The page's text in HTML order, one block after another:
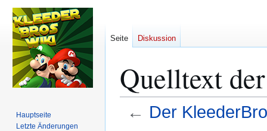
Quelltext
← Der
Seite Diskussion
Hauptseite
Letzte Änderungen